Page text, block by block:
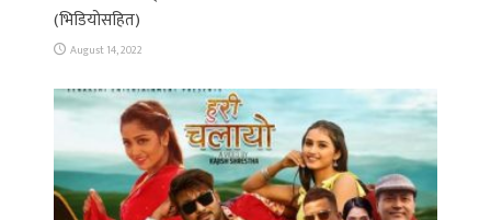
(भिडियोसहित)
August 14, 2022